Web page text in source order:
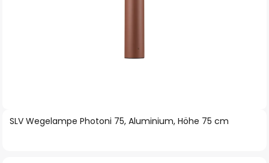
Zum
SLV Wegelampe Photoni 75, Aluminium, Höhe 75 cm